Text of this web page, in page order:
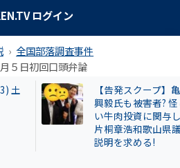
ログイン
全国部落調査事件
５日初回口頭弁論
田
し
【交野市㉔】検証!
景決起集会 パワハ
題の市長答弁で名
れた体育協会役員
ぜか応援演説